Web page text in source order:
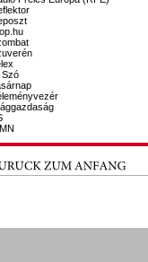
Szó
CK ZUM ANFANG